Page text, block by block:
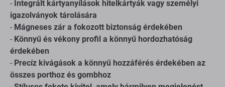
- Integrált kártyanyílások hitelkártyák vagy személyi
igazolványok tárolására
- Mágneses zár a fokozott biztonság érdekében
- Könnyű és vékony profil a könnyű hordozhatóság
érdekében
- Precíz kivágások a könnyű hozzáférés érdekében az
összes porthoz és gombhoz